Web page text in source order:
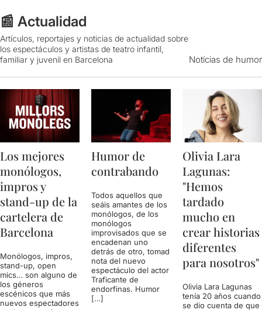
📰 Actualidad
Artículos, reportajes y noticias de actualidad sobre
los espectáculos y artistas de teatro infantil,
familiar y juvenil en Barcelona
Notícias de humor
Los mejores
monólogos,
impros y
stand-up de la
cartelera de
Barcelona
Monólogos, impros,
stand-up, open
mics… son alguno de
los géneros
escénicos que más
nuevos espectadores
Humor de
contrabando
Todos aquellos que
seáis amantes de los
monólogos, de los
monólogos
improvisados que se
encadenan uno
detrás de otro, tomad
nota del nuevo
espectáculo del actor
Traficante de
endorfinas. Humor
[…]
Olivia Lara
Lagunas:
"Hemos
tardado
mucho en
crear historias
diferentes
para nosotros"
Olivia Lara Lagunas
tenía 20 años cuando
se dio cuenta de que